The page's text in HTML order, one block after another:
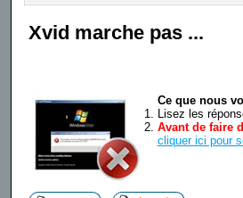
Xvid marche pas ...
Ce que nous
Lisez les
Avant de faire
cliquer ici pour